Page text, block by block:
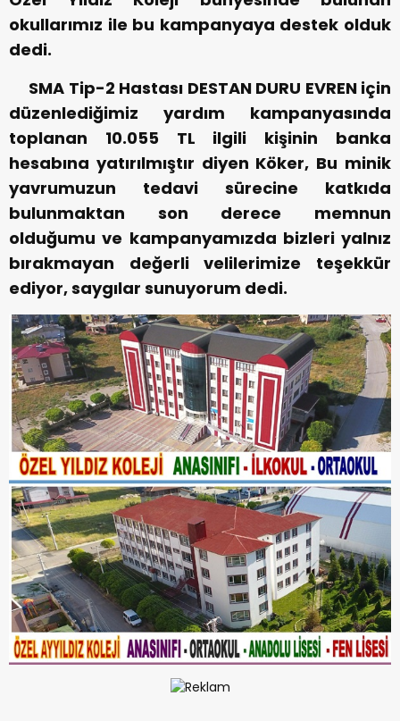
okullarımız ile bu kampanyaya destek olduk
dedi.
SMA Tip-2 Hastası DESTAN DURU EVREN için
düzenlediğimiz yardım kampanyasında
toplanan 10.055 TL ilgili kişinin banka
hesabına yatırılmıştır diyen Köker, Bu minik
yavrumuzun tedavi sürecine katkıda
bulunmaktan son derece memnun
olduğumu ve kampanyamızda bizleri yalnız
bırakmayan değerli velilerimize teşekkür
ediyor, saygılar sunuyorum dedi.